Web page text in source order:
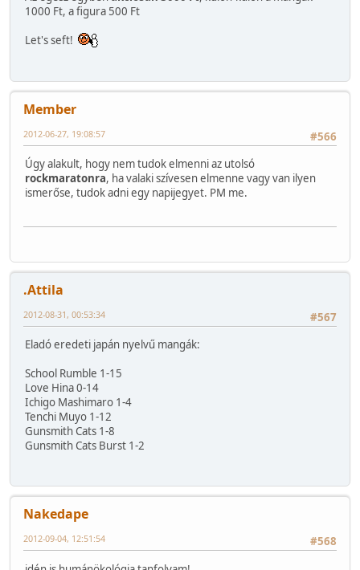
1000 Ft, a figura 500 Ft
Let's seft!
Member
#566
2012-06-27, 19:08:57
Úgy alakult, hogy nem tudok elmenni az utolsó
rockmaratonra, ha valaki szívesen elmenne vagy van ilyen
ismerőse, tudok adni egy napijegyet. PM me.
.Attila
#567
2012-08-31, 00:53:34
Eladó eredeti japán nyelvű mangák:
School Rumble 1-15
Love Hina 0-14
Ichigo Mashimaro 1-4
Tenchi Muyo 1-12
Gunsmith Cats 1-8
Gunsmith Cats Burst 1-2
Nakedape
#568
2012-09-04, 12:51:54